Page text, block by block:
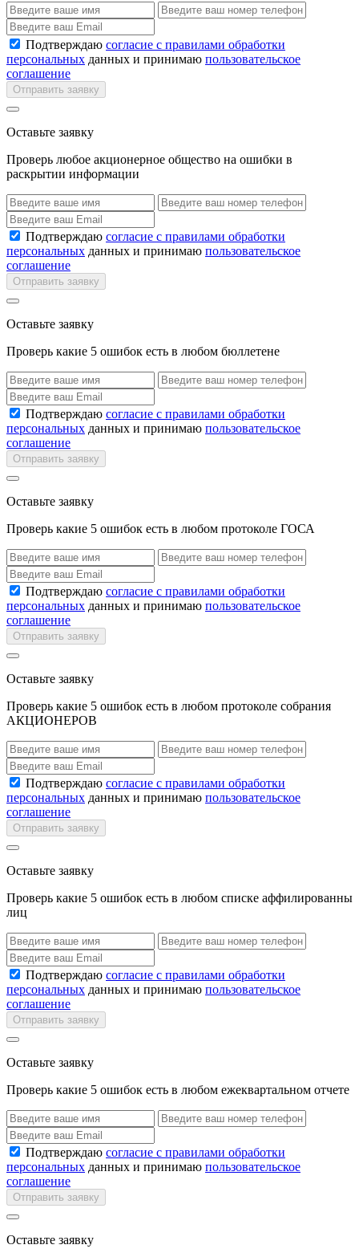
Подтверждаю согласие с правилами обработки
персональных данных и принимаю пользовательское
соглашение
Отправить заявку
Оставьте заявку
Проверь любое акционерное общество на ошибки в
раскрытии информации
Подтверждаю согласие с правилами обработки
персональных данных и принимаю пользовательское
соглашение
Отправить заявку
Оставьте заявку
Проверь какие 5 ошибок есть в любом бюллетене
Подтверждаю согласие с правилами обработки
персональных данных и принимаю пользовательское
соглашение
Отправить заявку
Оставьте заявку
Проверь какие 5 ошибок есть в любом протоколе ГОСА
Подтверждаю согласие с правилами обработки
персональных данных и принимаю пользовательское
соглашение
Отправить заявку
Оставьте заявку
Проверь какие 5 ошибок есть в любом протоколе собрания
АКЦИОНЕРОВ
Подтверждаю согласие с правилами обработки
персональных данных и принимаю пользовательское
соглашение
Отправить заявку
Оставьте заявку
Проверь какие 5 ошибок есть в любом списке аффилированны
лиц
Подтверждаю согласие с правилами обработки
персональных данных и принимаю пользовательское
соглашение
Отправить заявку
Оставьте заявку
Проверь какие 5 ошибок есть в любом ежеквартальном отчете
Подтверждаю согласие с правилами обработки
персональных данных и принимаю пользовательское
соглашение
Отправить заявку
Оставьте заявку